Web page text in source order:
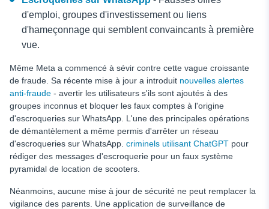
d'emploi, groupes d'investissement ou liens
d'hameçonnage qui semblent convaincants à première
vue.
Même Meta a commencé à sévir contre cette vague croissante
de fraude. Sa récente mise à jour a introduit nouvelles alertes
anti-fraude - avertir les utilisateurs s'ils sont ajoutés à des
groupes inconnus et bloquer les faux comptes à l'origine
d'escroqueries sur WhatsApp. L'une des principales opérations
de démantèlement a même permis d'arrêter un réseau
d'escroqueries sur WhatsApp. criminels utilisant ChatGPT pour
rédiger des messages d'escroquerie pour un faux système
pyramidal de location de scooters.
Néanmoins, aucune mise à jour de sécurité ne peut remplacer la
vigilance des parents. Une application de surveillance de